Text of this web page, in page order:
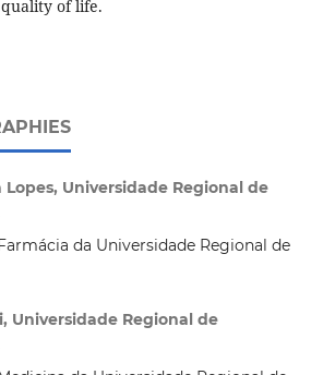
of life.
Universidade Regional de
da Universidade Regional de
Universidade Regional de